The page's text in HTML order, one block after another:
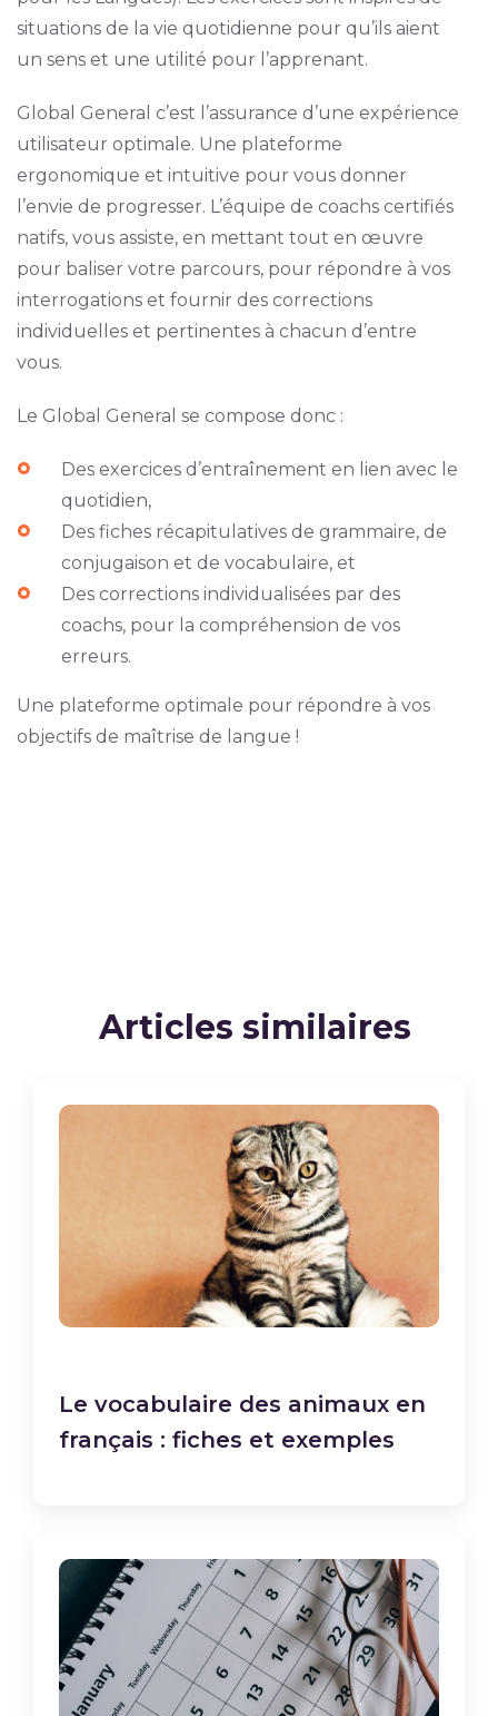
situations de la vie quotidienne pour qu’ils aient
un sens et une utilité pour l’apprenant.
Global General c’est l’assurance d’une expérience
utilisateur optimale. Une plateforme
ergonomique et intuitive pour vous donner
l’envie de progresser. L’équipe de coachs certifiés
natifs, vous assiste, en mettant tout en œuvre
pour baliser votre parcours, pour répondre à vos
interrogations et fournir des corrections
individuelles et pertinentes à chacun d’entre
vous.
Le Global General se compose donc :
Des exercices d’entraînement en lien avec le
quotidien,
Des fiches récapitulatives de grammaire, de
conjugaison et de vocabulaire, et
Des corrections individualisées par des
coachs, pour la compréhension de vos
erreurs.
Une plateforme optimale pour répondre à vos
objectifs de maîtrise de langue !
Articles similaires
Le vocabulaire des animaux en
français : fiches et exemples